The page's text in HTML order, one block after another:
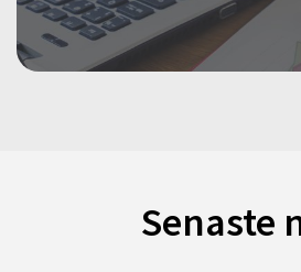
Senaste